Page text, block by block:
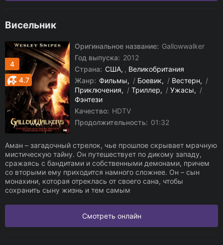
Висельник
4
4.7
Оригинальное название: Gallowwalker
Год выпуска: 2012
Страна: США , Великобритания
Жанр: Фильмы / Боевик / Вестерн
/
Приключения
/ Триллер / Ужасы
/
Фэнтези
Качество: HDTV
Продолжительность: 01:32
Аман – загадочный стрелок, чье прошлое скрывает мрачную
мистическую тайну. Он путешествует по дикому западу,
сражаясь с бандитами и собственными демонами, причем
со вторыми ему приходится намного сложнее. Он – сын
монахини, которая отреклась от своего сана, чтобы
сохранить сыну жизнь и тем самым
Смотреть онлайн